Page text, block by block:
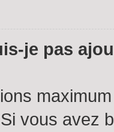
je pas
vous avez